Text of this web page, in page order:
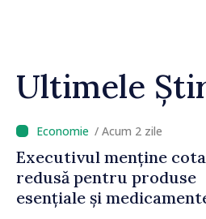
Ultimele
/ Acum 2 zile
Executivul menține cota
redusă pentru produse
esențiale și